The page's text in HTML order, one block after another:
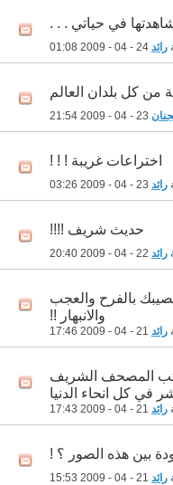
في حياتي . . .
رائد 01:08
كل بلدان العالم
21:54
اختراعات غريبة ! ! !
رائد 03:26
حديث شريف !!!!
رائد 20:40
بالفرح والعجب
والانبهار !!
رائد 17:46
المصحف الشريف
في كل انحاء الدنيا
رائد 17:43
بين هذه الصور ؟ !
رائد 15:53